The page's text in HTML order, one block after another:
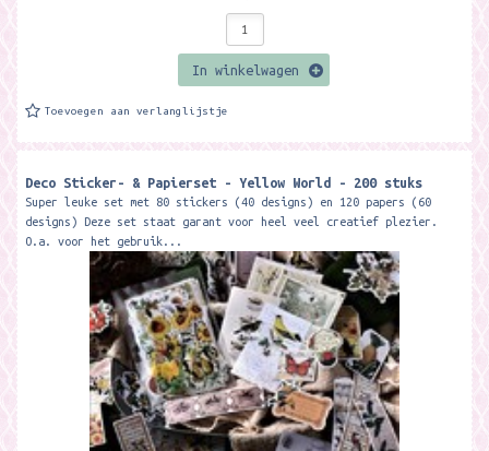
In winkelwagen
Toevoegen aan verlanglijstje
Deco Sticker- & Papierset - Yellow World - 200 stuks
Super leuke set met 80 stickers (40 designs) en 120 papers (60
designs) Deze set staat garant voor heel veel creatief plezier.
O.a. voor het gebruik...